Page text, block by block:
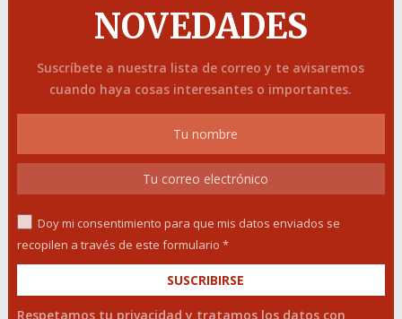
NOVEDADES
Suscríbete a nuestra lista de correo y te avisaremos
cuando haya cosas interesantes o importantes.
Doy mi consentimiento para que mis datos enviados se
recopilen a través de este formulario *
Respetamos tu privacidad y tratamos los datos con